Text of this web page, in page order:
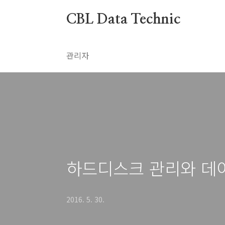
CBL Data Technic
관리자
하드디스크 관리와 데
2016. 5. 30.